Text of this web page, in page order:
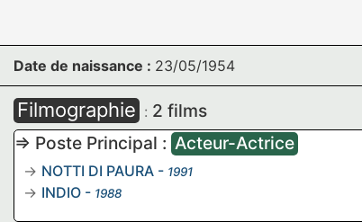
Date de naissance : 23/05/1954
Filmographie : 2 films
=> Poste Principal : Acteur-Actrice
NOTTI DI PAURA - 1991
INDIO - 1988